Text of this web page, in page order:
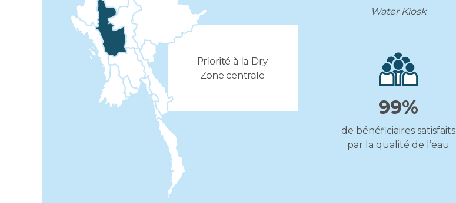
Water Kiosk
99%
de bénéficiaires satisfaits
par la qualité de l’eau